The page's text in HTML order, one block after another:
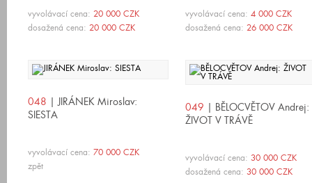
vyvolávací cena: 20 000 CZK
dosažená cena: 20 000 CZK
vyvolávací cena: 4 000 CZK
dosažená cena: 26 000 CZK
048 | JIRÁNEK Miroslav:
SIESTA
vyvolávací cena: 70 000 CZK
zpět
049 | BĚLOCVĚTOV Andrej:
ŽIVOT V TRÁVĚ
vyvolávací cena: 30 000 CZK
dosažená cena: 30 000 CZK